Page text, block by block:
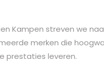
Kampen streven we
merken die
prestaties leveren.